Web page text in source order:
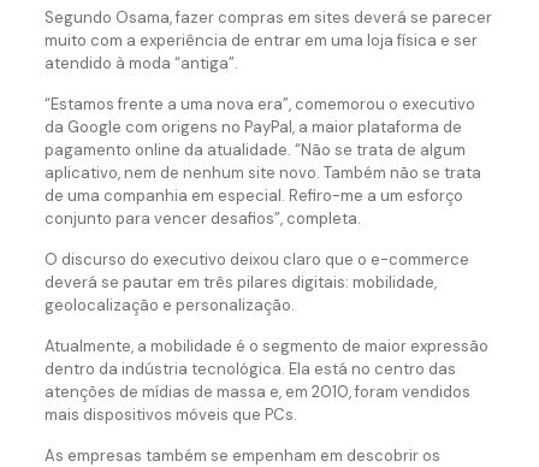
Segundo Osama, fazer compras em sites deverá se parecer
muito com a experiência de entrar em uma loja física e ser
atendido à moda “antiga”.
“Estamos frente a uma nova era”, comemorou o executivo
da Google com origens no PayPal, a maior plataforma de
pagamento online da atualidade. “Não se trata de algum
aplicativo, nem de nenhum site novo. Também não se trata
de uma companhia em especial. Refiro-me a um esforço
conjunto para vencer desafios”, completa.
O discurso do executivo deixou claro que o e-commerce
deverá se pautar em três pilares digitais: mobilidade,
geolocalização e personalização.
Atualmente, a mobilidade é o segmento de maior expressão
dentro da indústria tecnológica. Ela está no centro das
atenções de mídias de massa e, em 2010, foram vendidos
mais dispositivos móveis que PCs.
As empresas também se empenham em descobrir os